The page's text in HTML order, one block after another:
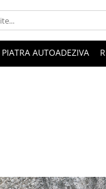
PIATRA AUTOADEZIVA